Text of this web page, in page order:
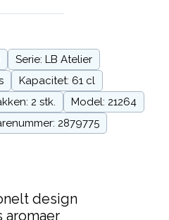
design
aromaer
Serie: LB Atelier
Kapacitet: 61 cl
2 stk.
Model: 21264
2879775